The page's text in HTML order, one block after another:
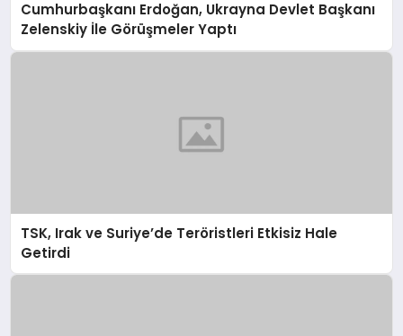
Cumhurbaşkanı Erdoğan, Ukrayna Devlet Başkanı
Zelenskiy İle Görüşmeler Yaptı
TSK, Irak ve Suriye’de Teröristleri Etkisiz Hale
Getirdi